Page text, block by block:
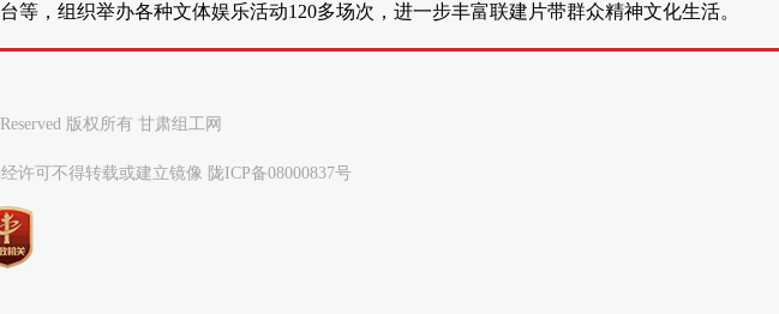
等，组织举办各种文体娱乐活动120多场次，进一步丰富联建片带群众精神文化生活。
版权所有 甘肃组工网
许可不得转载或建立镜像 陇ICP备08000837号